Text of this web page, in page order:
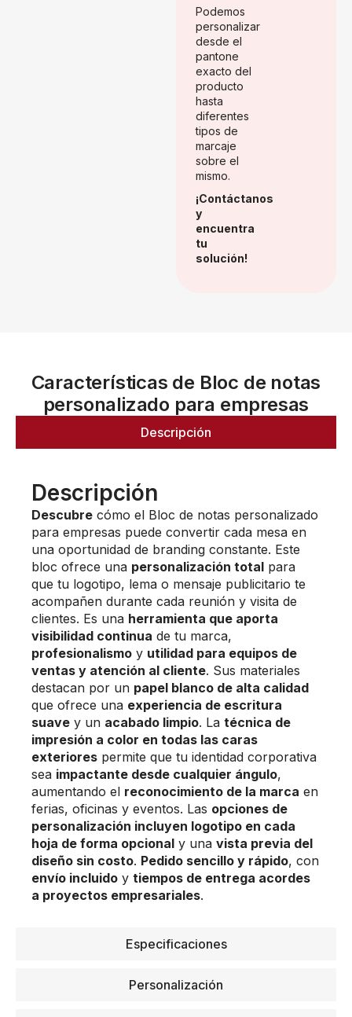
Podemos
personalizar
desde el
pantone
exacto del
producto
hasta
diferentes
tipos de
marcaje
sobre el
mismo.
¡Contáctanos
y
encuentra
tu
solución!
Características de Bloc de notas
personalizado para empresas
Descripción
Especificaciones
Personalización
Descripción
Descubre cómo el Bloc de notas personalizado
para empresas puede convertir cada mesa en
una oportunidad de branding constante. Este
bloc ofrece una personalización total para
que tu logotipo, lema o mensaje publicitario te
acompañen durante cada reunión y visita de
clientes. Es una herramienta que aporta
visibilidad continua de tu marca,
profesionalismo y utilidad para equipos de
ventas y atención al cliente. Sus materiales
destacan por un papel blanco de alta calidad
que ofrece una experiencia de escritura
suave y un acabado limpio. La técnica de
impresión a color en todas las caras
exteriores permite que tu identidad corporativa
sea impactante desde cualquier ángulo,
aumentando el reconocimiento de la marca en
ferias, oficinas y eventos. Las opciones de
personalización incluyen logotipo en cada
hoja de forma opcional y una vista previa del
diseño sin costo. Pedido sencillo y rápido, con
envío incluido y tiempos de entrega acordes
a proyectos empresariales.